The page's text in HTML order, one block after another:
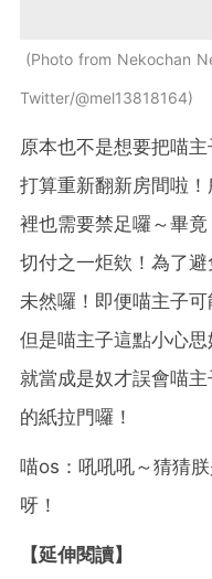
Photo from Nekochan
Twitter/@mel13818164
原本也不是想要把喵
打算重新翻新房間啦
裡也需要禁足囉～畢
切付之一炬欸！為了
未然囉！即便喵主子
但是喵主子這點小心
就當成是奴才誤會喵
的紙拉門囉！
喵os：吼吼吼～猜猜
呀！
【延伸閱讀】